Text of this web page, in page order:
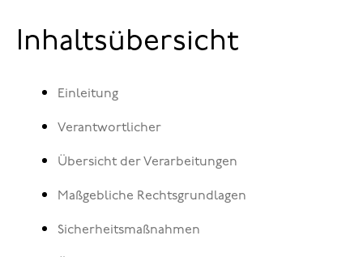
Inhaltsübersicht
Einleitung
Verantwortlicher
Übersicht der Verarbeitungen
Maßgebliche Rechtsgrundlagen
Sicherheitsmaßnahmen